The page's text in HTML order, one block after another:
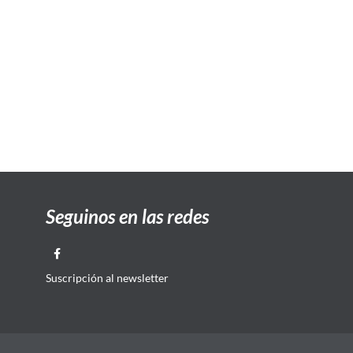
Seguinos en las redes
Suscripción al newsletter